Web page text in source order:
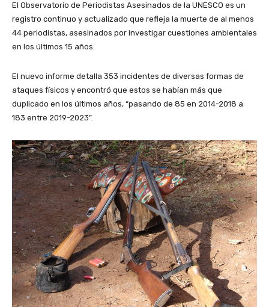
El Observatorio de Periodistas Asesinados de la UNESCO es un
registro continuo y actualizado que refleja la muerte de al menos
44 periodistas, asesinados por investigar cuestiones ambientales
en los últimos 15 años.
El nuevo informe detalla 353 incidentes de diversas formas de
ataques físicos y encontró que estos se habían más que
duplicado en los últimos años, “pasando de 85 en 2014-2018 a
183 entre 2019-2023”.